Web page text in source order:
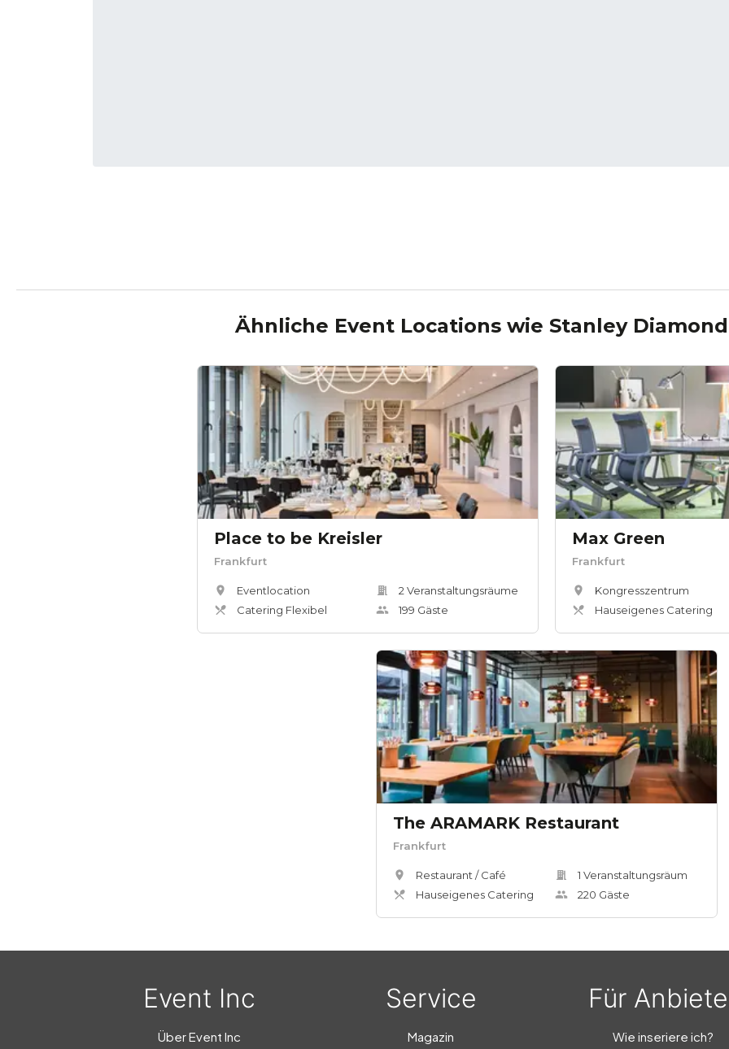
Ähnliche Event Locations wie Stanley Diamond
Place to be Kreisler
Frankfurt
Eventlocation
Catering Flexibel
2 Veranstaltungsräume
199 Gäste
Max Green
Frankfurt
Kongresszentrum
Hauseigenes Catering
The ARAMARK Restaurant
Frankfurt
Restaurant / Café
Hauseigenes Catering
1 Veranstaltungsräum
220 Gäste
Event Inc
Über Event Inc
Service
Magazin
Für
Wie inseriere ich?